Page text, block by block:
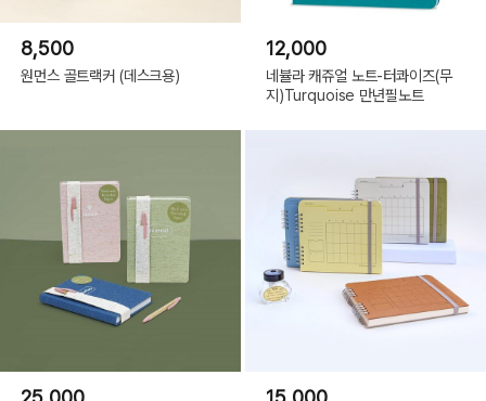
8,500
원먼스 골트랙커 (데스크용)
12,000
네뷸라 캐쥬얼 노트-터콰이즈(무
지)Turquoise 만년필노트